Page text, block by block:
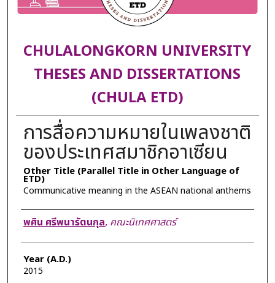
CHULALONGKORN UNIVERSITY
THESES AND DISSERTATIONS
(CHULA ETD)
การสื่อความหมายในเพลงชาติ
ของประเทศสมาชิกอาเซียน
Other Title (Parallel Title in Other Language of
ETD)
Communicative meaning in the ASEAN national anthems
Author
พศิน ศรีพนารัตนกุล, คณะนิเทศศาสตร์
Year (A.D.)
2015